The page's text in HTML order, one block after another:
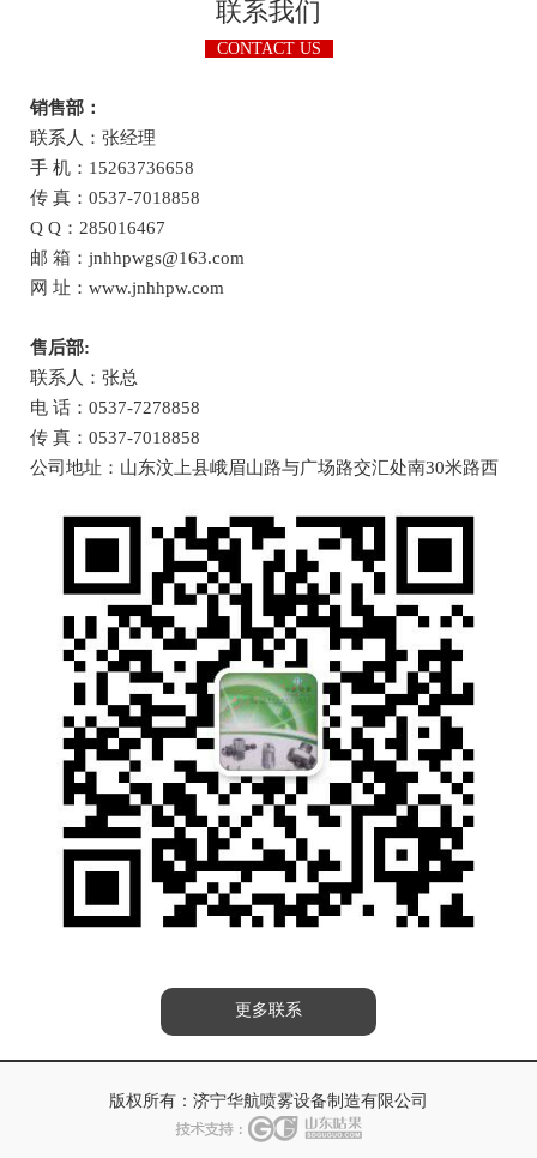
联系我们
CONTACT US
销售部：
联系人：张经理
手 机：15263736658
传 真：0537-7018858
Q Q：285016467
邮 箱：jnhhpwgs@163.com
网 址：www.jnhhpw.com
售后部:
联系人：张总
电 话：0537-7278858
传 真：0537-7018858
公司地址：山东汶上县峨眉山路与广场路交汇处南30米路西
更多联系
版权所有： 济宁华航喷雾设备制造有限公司